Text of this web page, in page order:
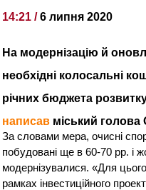
14:21 /6 липня 2020
На модернізацію й
необхідні колосальні
річних бюджета
написав міський
За словами мера, очисні
побудовані ще в 60-70 рр. і
модернізувалися. «Для
рамках інвестиційного